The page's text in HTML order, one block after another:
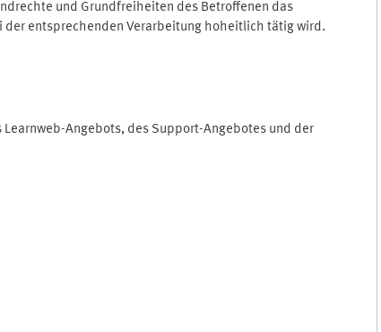
und Grundfreiheiten des Betroffenen das
der entsprechenden Verarbeitung hoheitlich tätig wird.
Angebots, des Support-Angebotes und der